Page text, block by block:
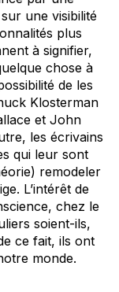
une visibilité
plus
à signifier,
chose à
de les
Klosterman
et John
les écrivains
qui leur sont
remodeler
L’intérêt de
chez le
soient-ils,
ce fait, ils ont
monde.